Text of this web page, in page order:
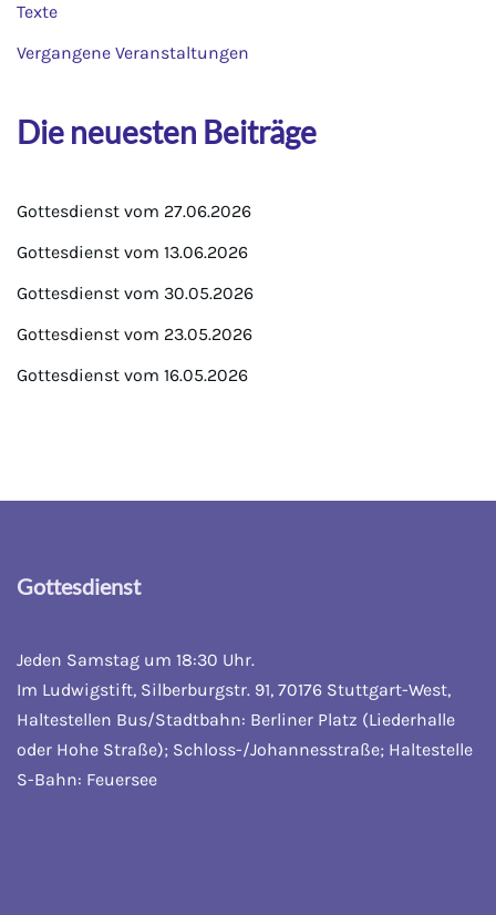
Texte
Vergangene Veranstaltungen
Die neuesten Beiträge
Gottesdienst vom 27.06.2026
Gottesdienst vom 13.06.2026
Gottesdienst vom 30.05.2026
Gottesdienst vom 23.05.2026
Gottesdienst vom 16.05.2026
Gottesdienst
Jeden Samstag um 18:30 Uhr.
Im Ludwigstift, Silberburgstr. 91, 70176 Stuttgart-West,
Haltestellen Bus/Stadtbahn: Berliner Platz (Liederhalle
oder Hohe Straße); Schloss-/Johannesstraße; Haltestelle
S-Bahn: Feuersee